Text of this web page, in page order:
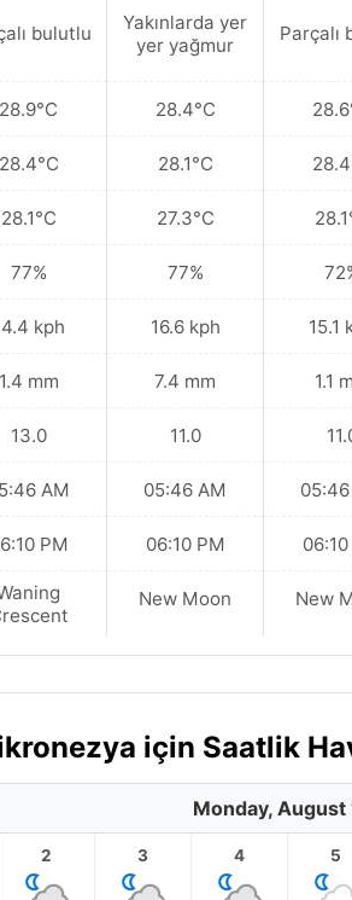
bulutlu
28.9°C
28.4°C
28.1°C
77%
kph
1.4 mm
13.0
AM
PM
Yakınlarda yer
yer yağmur
28.4°C
28.1°C
27.3°C
77%
16.6 kph
7.4 mm
11.0
05:46 AM
06:10 PM
New Moon
Parçalı
15.1
1.1
New
için Saatlik
Monday, August
2 3 4 5